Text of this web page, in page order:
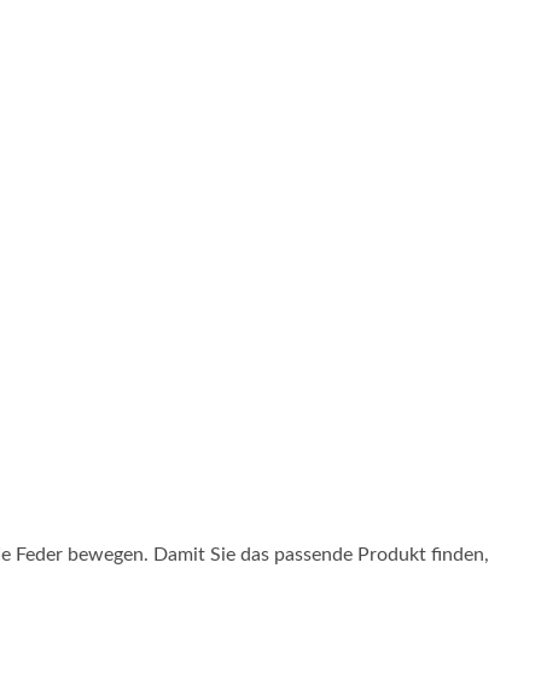
bewegen. Damit Sie das passende Produkt finden,